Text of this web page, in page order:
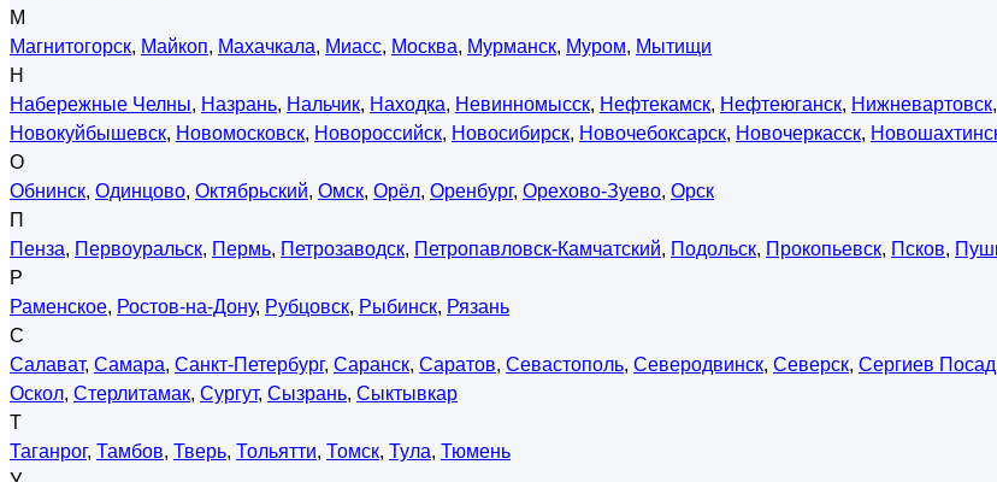
М
Магнитогорск, Майкоп, Махачкала, Миасс, Москва, Мурманск, Муром, Мытищи
Н
Набережные Челны, Назрань, Нальчик, Находка, Невинномысск, Нефтекамск, Нефтеюганск, Нижневартовск,
Новокуйбышевск, Новомосковск, Новороссийск, Новосибирск, Новочебоксарск, Новочеркасск,
О
Обнинск, Одинцово, Октябрьский, Омск, Орёл, Оренбург, Орехово-Зуево, Орск
П
Пенза, Первоуральск, Пермь, Петрозаводск, Петропавловск-Камчатский, Подольск, Прокопьевск, Псков,
Р
Раменское, Ростов-на-Дону, Рубцовск, Рыбинск, Рязань
С
Салават, Самара, Санкт-Петербург, Саранск, Саратов, Севастополь, Северодвинск, Северск, Сергиев Посад
Оскол, Стерлитамак, Сургут, Сызрань, Сыктывкар
Т
Таганрог, Тамбов, Тверь, Тольятти, Томск, Тула, Тюмень